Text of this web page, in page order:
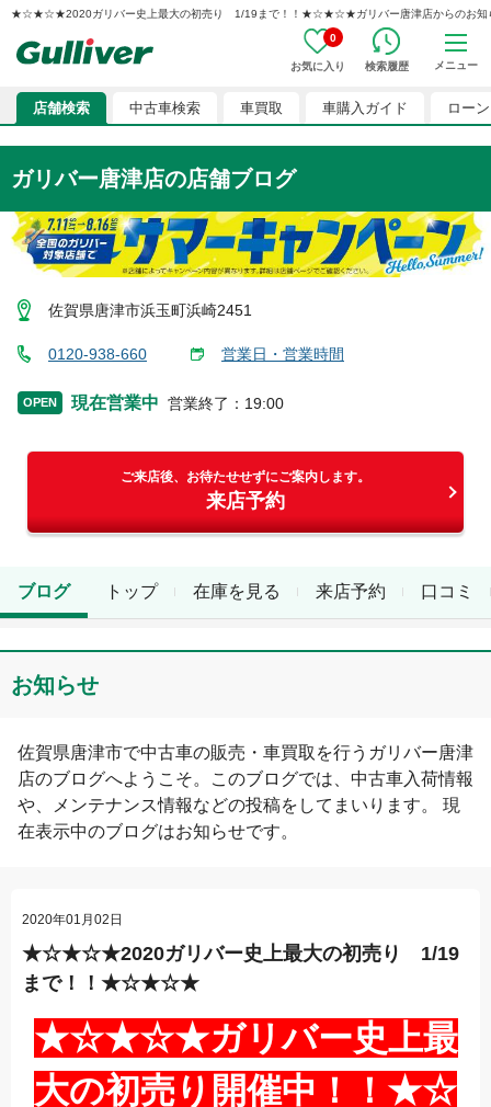
★☆★☆★2020ガリバー史上最大の初売り 1/19まで！！★☆★☆★ガリバー唐津店からのお知
0
お気に入り 検索履歴 メニュー
店舗検索 中古車検索 車買取 車購入ガイド ローン
ガリバー唐津店の店舗ブログ
佐賀県唐津市浜玉町浜崎2451
0120-938-660 営業日・営業時間
OPEN 現在営業中 営業終了 ： 19:00
ご来店後、お待たせせずにご案内します。
来店予約
トップ 在庫を見る 来店予約 口コミ
ブログ
お知らせ
佐賀県唐津市で中古車の販売・車買取を行う ガリバー唐津
店のブログへようこそ。このブログでは、中古車入荷情報
や、メンテナンス情報などの投稿をしてまいります。 現
在表示中のブログはお知らせです。
2020年01月02日
★☆★☆★2020ガリバー史上最大の初売り 1/19
まで！！★☆★☆★
★☆★☆★ガリバー史上最
大の初売り開催中！！ ★☆